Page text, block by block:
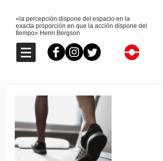
«la percepción dispone del espacio en la
exacta proporción en que la acción dispone del
tiempo» Henri Bergson